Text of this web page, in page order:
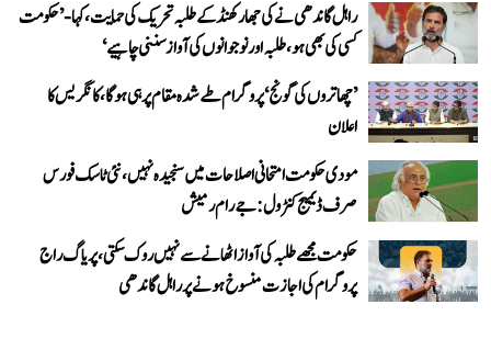
راہل گاندھی نے کی جھارکھنڈ کے طلبہ تحریک کی حمایت، کہا- ’حکومت
کسی کی بھی ہو، طلبہ اور نوجوانوں کی آواز سننی چاہیے‘
’چھاتروں کی گونج‘ پروگرام طے شدہ مقام پر ہی ہوگا، کانگریس کا
اعلان
مودی حکومت امتحانی اصلاحات میں سنجیدہ نہیں، نئی ٹاسک فورس
صرف ڈیمیج کنٹرول: جے رام رمیش
حکومت مجھے طلبہ کی آواز اٹھانے سے نہیں روک سکتی، پریاگ راج
پروگرام کی اجازت منسوخ ہونے پر راہل گاندھی